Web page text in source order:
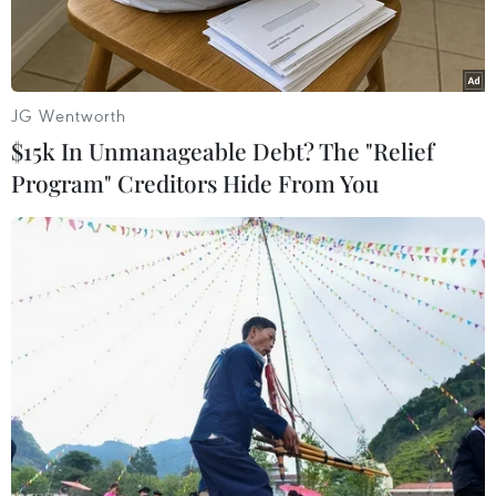
13/4.
Đổ xăng cho phương tiện tại một trạm xăng ở Moskva, Nga.
(Ảnh: AFP/TTXVN)
Theo các nhà phân tích, tác động “ít ỏi” tới giá
dầu của một thỏa thuận cắt giảm sản lượng kỷ
JG Wentworth
$15k In Unmanageable Debt? The "Relief
Program" Creditors Hide From You